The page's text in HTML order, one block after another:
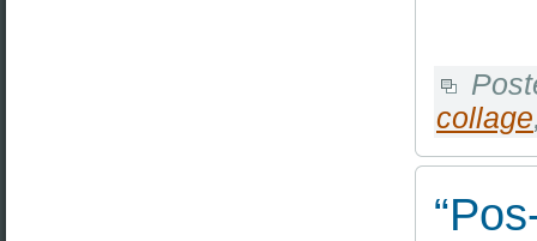
collage